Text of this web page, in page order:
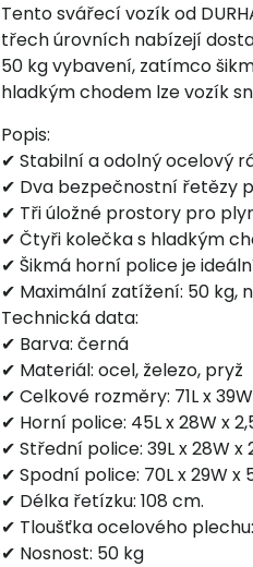
Tento svářecí vozík od
třech úrovních nabízejí
50 kg vybavení, zatímco
hladkým chodem lze vozík
Popis:
✔ Stabilní a odolný ocelový
✔ Dva bezpečnostní řetězy
✔ Tři úložné prostory pro
✔ Čtyři kolečka s hladkým
✔ Šikmá horní police je
✔ Maximální zatížení: 50 kg,
Technická data:
✔ Barva: černá
✔ Materiál: ocel, železo, pryž
✔ Celkové rozměry: 71L x
✔ Horní police: 45L x 28W x
✔ Střední police: 39L x 28W x
✔ Spodní police: 70L x 29W x
✔ Délka řetízku: 108 cm.
✔ Tloušťka ocelového
✔ Nosnost: 50 kg